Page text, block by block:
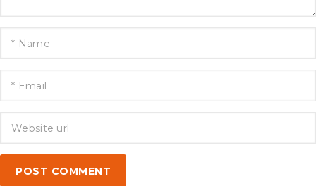
POST COMMENT